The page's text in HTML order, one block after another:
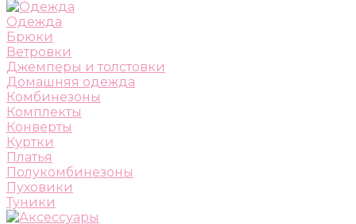
Одежда
Брюки
Ветровки
Джемперы и толстовки
Домашняя одежда
Комбинезоны
Комплекты
Конверты
Куртки
Платья
Полукомбинезоны
Пуховики
Туники